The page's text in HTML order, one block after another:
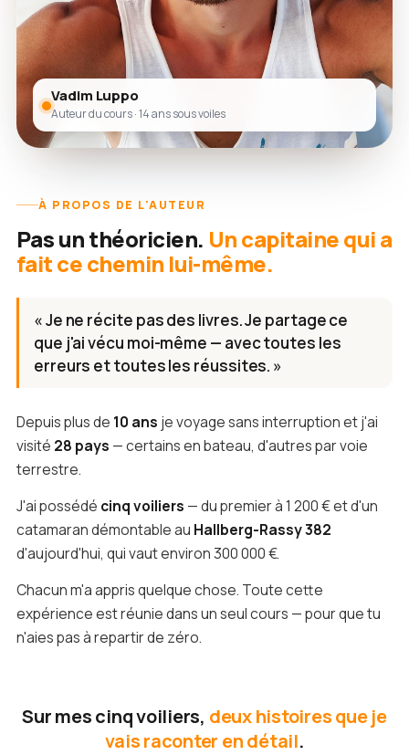
Vadim Luppo
Auteur du cours · 14 ans sous voiles
À PROPOS DE L'AUTEUR
Pas un théoricien. Un capitaine qui a
fait ce chemin lui-même.
« Je ne récite pas des livres. Je partage ce
que j'ai vécu moi-même — avec toutes les
erreurs et toutes les réussites. »
Depuis plus de 10 ans je voyage sans interruption et j'ai
visité 28 pays — certains en bateau, d'autres par voie
terrestre.
J'ai possédé cinq voiliers — du premier à 1 200 € et d'un
catamaran démontable au Hallberg-Rassy 382
d'aujourd'hui, qui vaut environ 300 000 €.
Chacun m'a appris quelque chose. Toute cette
expérience est réunie dans un seul cours — pour que tu
n'aies pas à repartir de zéro.
Sur mes cinq voiliers, deux histoires que je
vais raconter en détail.